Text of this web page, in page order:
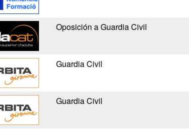
Oposición a Guardia Civil
Guardia Civil
Guardia Civil